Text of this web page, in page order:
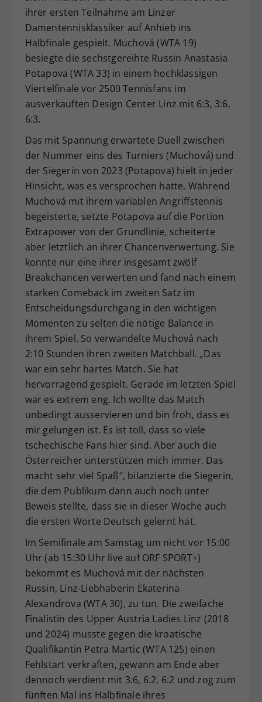
ihrer ersten Teilnahme am Linzer
Damentennisklassiker auf Anhieb ins
Halbfinale gespielt. Muchová (WTA 19)
besiegte die sechstgereihte Russin Anastasia
Potapova (WTA 33) in einem hochklassigen
Viertelfinale vor 2500 Tennisfans im
ausverkauften Design Center Linz mit 6:3, 3:6,
6:3.
Das mit Spannung erwartete Duell zwischen
der Nummer eins des Turniers (Muchová) und
der Siegerin von 2023 (Potapova) hielt in jeder
Hinsicht, was es versprochen hatte. Während
Muchová mit ihrem variablen Angriffstennis
begeisterte, setzte Potapova auf die Portion
Extrapower von der Grundlinie, scheiterte
aber letztlich an ihrer Chancenverwertung. Sie
konnte nur eine ihrer insgesamt zwölf
Breakchancen verwerten und fand nach einem
starken Comeback im zweiten Satz im
Entscheidungsdurchgang in den wichtigen
Momenten zu selten die nötige Balance in
ihrem Spiel. So verwandelte Muchová nach
2:10 Stunden ihren zweiten Matchball. „Das
war ein sehr hartes Match. Sie hat
hervorragend gespielt. Gerade im letzten Spiel
war es extrem eng. Ich wollte das Match
unbedingt ausservieren und bin froh, dass es
mir gelungen ist. Es ist toll, dass so viele
tschechische Fans hier sind. Aber auch die
Österreicher unterstützen mich immer. Das
macht sehr viel Spaß“, bilanzierte die Siegerin,
die dem Publikum dann auch noch unter
Beweis stellte, dass sie in dieser Woche auch
die ersten Worte Deutsch gelernt hat.
Im Semifinale am Samstag um nicht vor 15:00
Uhr (ab 15:30 Uhr live auf ORF SPORT+)
bekommt es Muchová mit der nächsten
Russin, Linz-Liebhaberin Ekaterina
Alexandrova (WTA 30), zu tun. Die zweifache
Finalistin des Upper Austria Ladies Linz (2018
und 2024) musste gegen die kroatische
Qualifikantin Petra Martic (WTA 125) einen
Fehlstart verkraften, gewann am Ende aber
dennoch verdient mit 3:6, 6:2, 6:2 und zog zum
fünften Mal ins Halbfinale ihres
Zweck
Dieser Wert speichert Ihre Consent-
Einstellungen. Unter anderem eine
zufällig generierte ID, für die
historische Speicherung Ihrer
vorgenommen Einstellungen, falls der
Webseiten-Betreiber dies eingestellt
hat.